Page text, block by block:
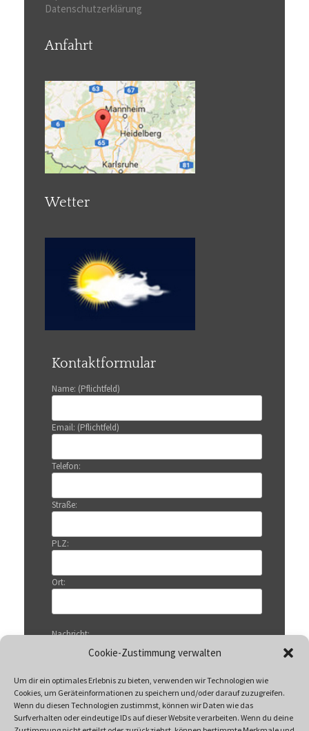
Cookie-Zustimmung verwalten
Um dir ein optimales Erlebnis zu bieten, verwenden wir Technologien wie
Cookies, um Geräteinformationen zu speichern und/oder darauf zuzugreifen.
Wenn du diesen Technologien zustimmst, können wir Daten wie das
Surfverhalten oder eindeutige IDs auf dieser Website verarbeiten. Wenn du deine
Datenschutzerklärung
Anfahrt
Wetter
Kontaktformular
Name: (Pflichtfeld)
Email: (Pflichtfeld)
Telefon:
Straße:
PLZ:
Ort:
Nachricht: